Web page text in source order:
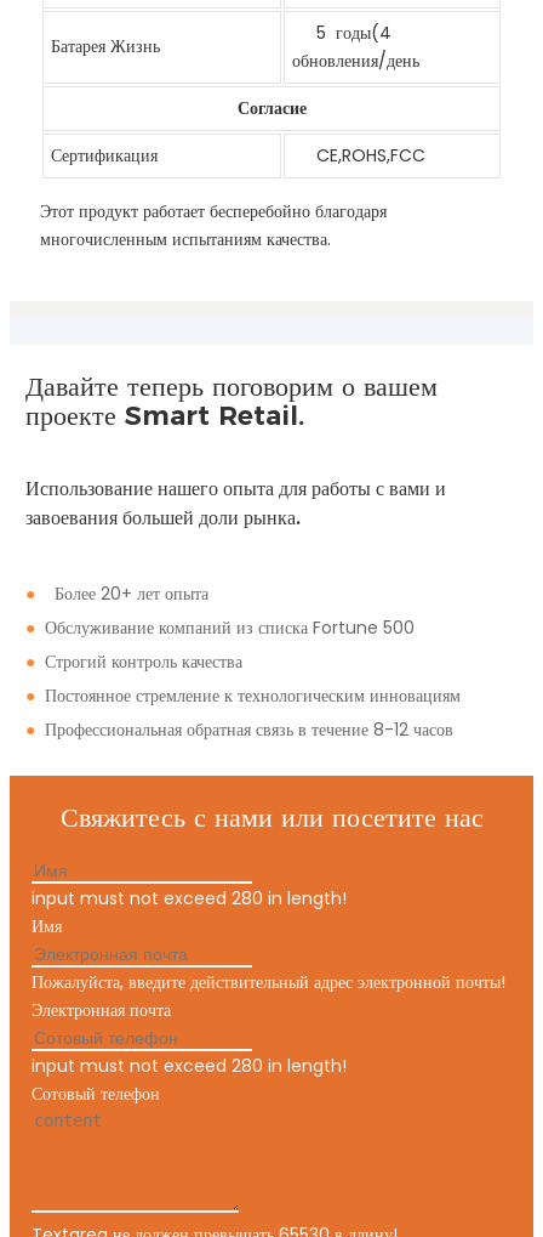
Батарея Жизнь
5 годы(4
обновления/день
Согласие
Сертификация
CE,ROHS,FCC
Этот продукт работает бесперебойно благодаря
многочисленным испытаниям качества.
Давайте теперь поговорим о вашем
проекте Smart Retail.
Использование нашего опыта для работы с вами и
завоевания большей доли рынка.
●
Более 20+ лет опыта
●Обслуживание компаний из списка Fortune 500
●Строгий контроль качества
●Постоянное стремление к технологическим инновациям
●Профессиональная обратная связь в течение 8-12 часов
Свяжитесь с нами или посетите нас
input must not exceed 280 in length!
Имя
Пожалуйста, введите действительный адрес электронной почты!
Электронная почта
input must not exceed 280 in length!
Сотовый телефон